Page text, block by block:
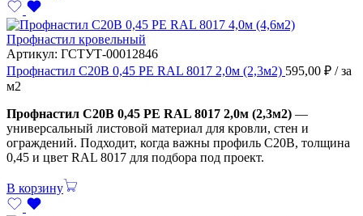
Профнастил кровельный
Артикул: ГСТУТ-00012846
Профнастил С20В 0,45 PE RAL 8017 2,0м (2,3м2) 595,00 ₽ / за
м2
Профнастил С20В 0,45 PE RAL 8017 2,0м (2,3м2) —
универсальный листовой материал для кровли, стен и
ограждений. Подходит, когда важны профиль С20В, толщина
0,45 и цвет RAL 8017 для подбора под проект.
В корзину